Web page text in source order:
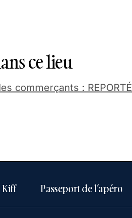
ce lieu
commerçants : REPORTÉ
Kiff Passeport de l’apéro